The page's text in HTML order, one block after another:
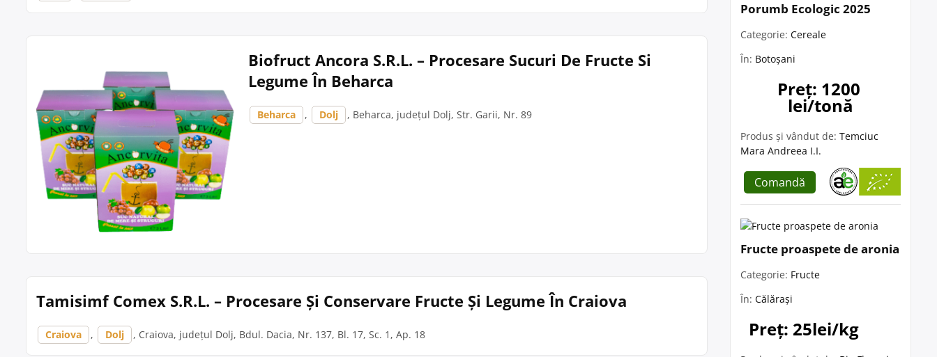
Biofruct Ancora S.R.L. – Procesare Sucuri De Fructe Si
Legume În Beharca
Beharca , Dolj , Beharca, județul Dolj, Str. Garii, Nr. 89
Tamisimf Comex S.R.L. – Procesare Și Conservare Fructe Și Legume În Craiova
Craiova , Dolj , Craiova, județul Dolj, Bdul. Dacia, Nr. 137, Bl. 17, Sc. 1, Ap. 18
Porumb Ecologic 2025
Categorie: Cereale
În: Botoșani
Preț: 1200
lei/tonă
Produs și vândut de: Temciuc
Mara Andreea I.I.
Comandă
Fructe proaspete de aronia
Categorie: Fructe
În: Călărași
Preț: 25lei/kg